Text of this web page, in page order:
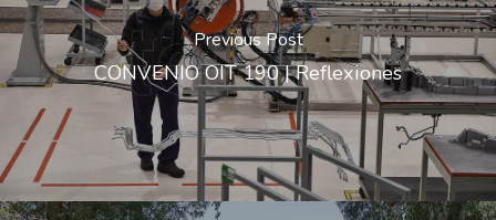
Previous Post
CONVENIO OIT 190 | Reflexiones